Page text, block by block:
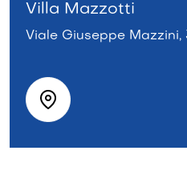
Villa Mazzotti
Viale Giuseppe Mazzini,